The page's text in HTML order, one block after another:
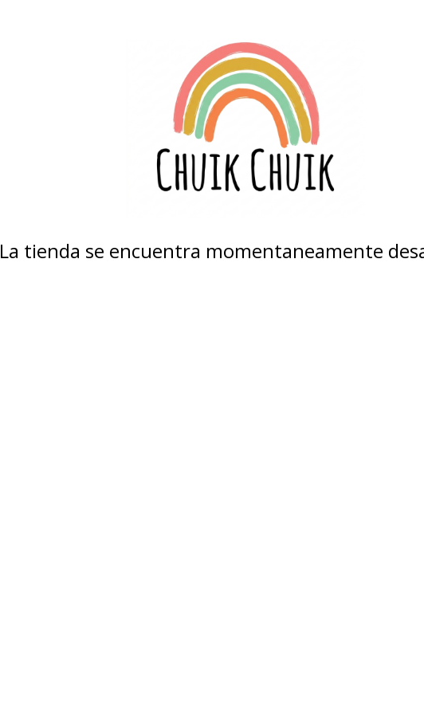
La tienda se encuentra momentaneamente